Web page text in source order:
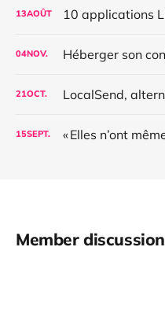
13AOÛT
04NOV.
21OCT.
15SEPT.
Member discussion